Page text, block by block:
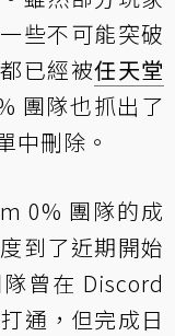
些不可能突破
已經被任天堂
團隊也抓出了
中刪除。
0% 團隊的成
到了近期開始
曾在 Discord
通，但完成日